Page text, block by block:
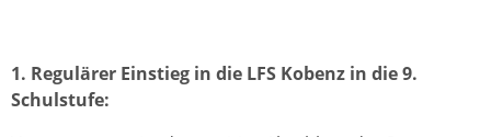
1. Regulärer Einstieg in die LFS Kobenz in die 9.
Schulstufe: